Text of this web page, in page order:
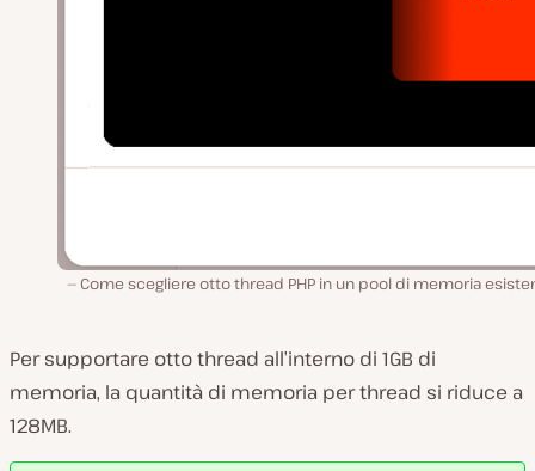
Come scegliere otto thread PHP in un pool di memoria
Per supportare otto thread all’interno di 1GB di
memoria, la quantità di memoria per thread si riduce a
128MB.